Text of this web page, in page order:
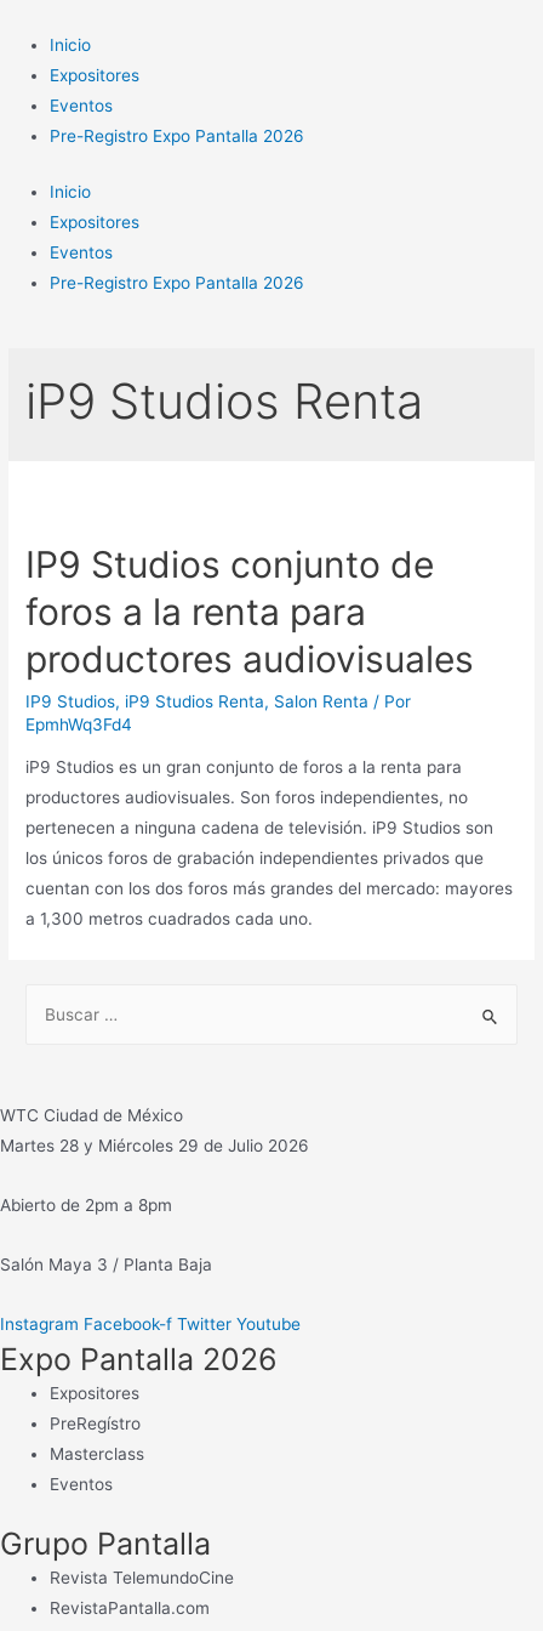
contenido
Inicio
Expositores
Eventos
Pre-Registro Expo Pantalla 2026
Inicio
Expositores
Eventos
Pre-Registro Expo Pantalla 2026
iP9 Studios Renta
IP9 Studios conjunto de
foros a la renta para
productores audiovisuales
IP9 Studios, iP9 Studios Renta, Salon Renta / Por
EpmhWq3Fd4
iP9 Studios es un gran conjunto de foros a la renta para
productores audiovisuales. Son foros independientes, no
pertenecen a ninguna cadena de televisión. iP9 Studios son
los únicos foros de grabación independientes privados que
cuentan con los dos foros más grandes del mercado: mayores
a 1,300 metros cuadrados cada uno.
WTC Ciudad de México
Martes 28 y Miércoles 29 de Julio 2026
Abierto de 2pm a 8pm
Salón Maya 3 / Planta Baja
Instagram Facebook-f Twitter Youtube
Expo Pantalla 2026
Expositores
PreRegístro
Masterclass
Eventos
Grupo Pantalla
Revista TelemundoCine
RevistaPantalla.com